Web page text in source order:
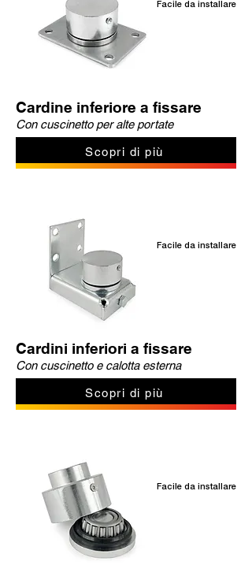
Facile da installare
Cardine inferiore a fissare
Con cuscinetto per alte portate
Scopri di più
Facile da installare
Cardini inferiori a fissare
Con cuscinetto e calotta esterna
Scopri di più
Facile da installare